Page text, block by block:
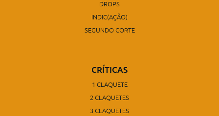
DROPS
INDIC(AÇÃO)
SEGUNDO CORTE
CRÍTICAS
1 CLAQUETE
2 CLAQUETES
3 CLAQUETES